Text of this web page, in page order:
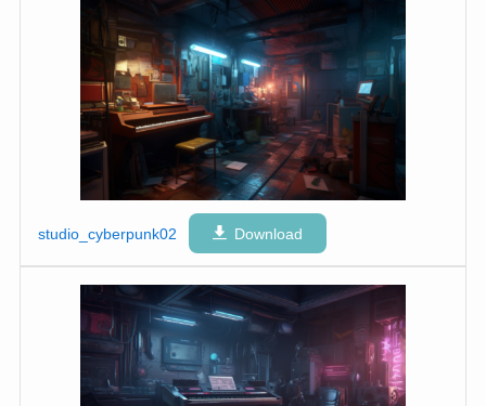
studio_cyberpunk02 Download